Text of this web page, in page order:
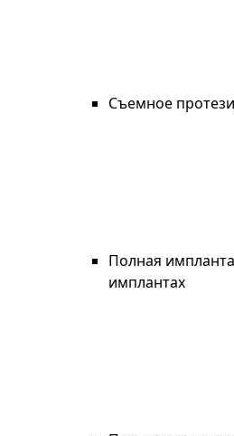
Съемное
Полная
имплантах